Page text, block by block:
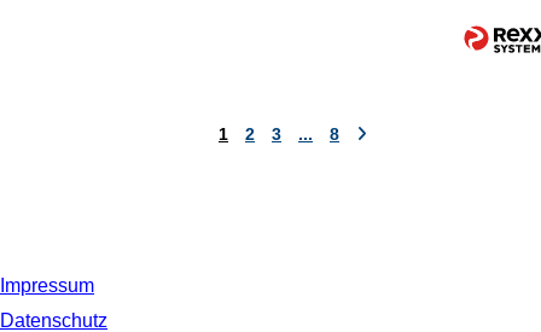
1 2 3 ... 8
Impressum
Datenschutz